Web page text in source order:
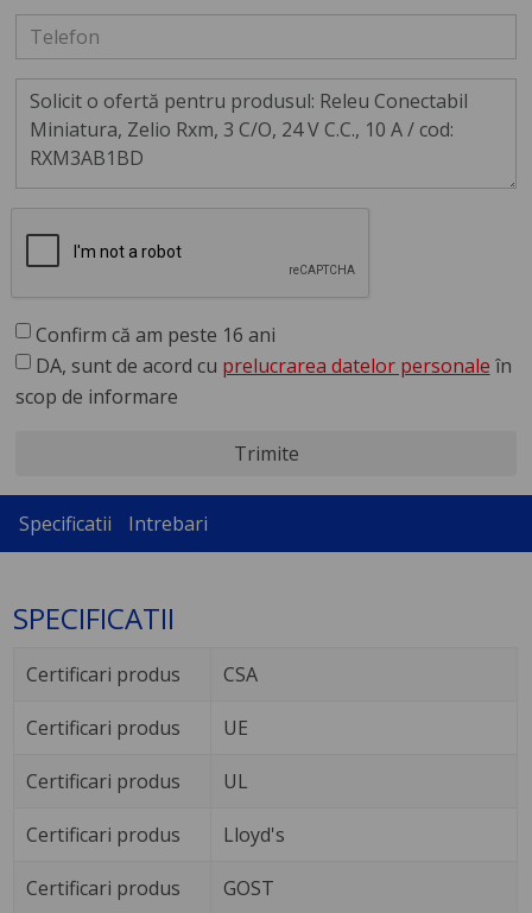
Confirm că am peste 16 ani
DA, sunt de acord cu prelucrarea datelor personale în
scop de informare
Trimite
Specificatii Intrebari
SPECIFICATII
Certificari produs CSA
Certificari produs UE
Certificari produs UL
Certificari produs Lloyd's
Certificari produs GOST